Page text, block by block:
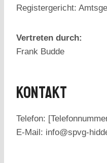
Registergericht:
Vertreten durch:
Frank Budde
Kontakt
Telefon:
E-Mail: info@spvg-